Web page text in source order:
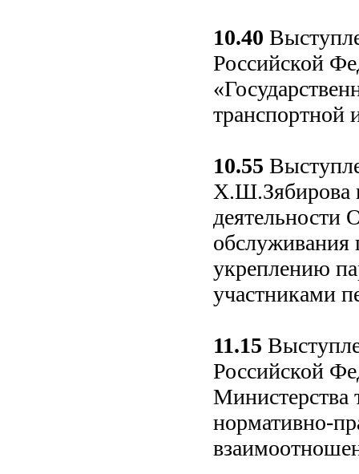
10.40
Российской
транспортной
10.55
Х.Ш.Зябирова
обслуживания
укреплению
участниками
11.15
Российской
Министерства
нормативно-